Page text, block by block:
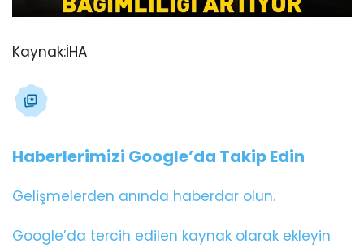
Kaynak:İHA
Haberlerimizi Google’da Takip Edin
Gelişmelerden anında haberdar olun.
Google’da tercih edilen kaynak olarak ekleyin